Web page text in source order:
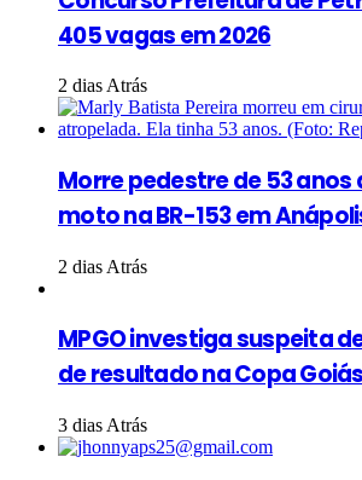
405 vagas em 2026
2 dias Atrás
Morre pedestre de 53
moto na BR-153 em
2 dias Atrás
MPGO investiga suspeita
de resultado na Copa
3 dias Atrás